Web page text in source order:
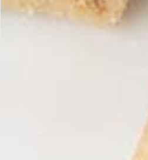
restlichen Gelatineblätter
Die Orangen schälen. In
Zitronensaft und den
Die Gelatineblätter